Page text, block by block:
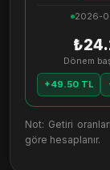
2026-
Dönem
+49.50 TL
Not: Getiri
göre hesaplanır.